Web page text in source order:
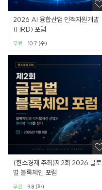
2026 AI 융합산업 인적자원개발
(HRD) 포럼
10.7 (수)
무료
(한스경제 주최)제2회 2026 글로
벌 블록체인 포럼
9.8 (화)
무료